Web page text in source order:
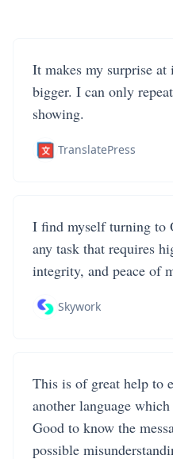
It makes my surprise
bigger. I can only
showing.
TranslatePress
I find myself turning to
any task that requires
integrity, and peace of
Skywork
This is of great help to
another language
Good to know the
possible